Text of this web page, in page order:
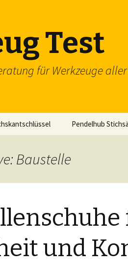
Test
für Werkzeuge
Pendelhub
Baustelle
und